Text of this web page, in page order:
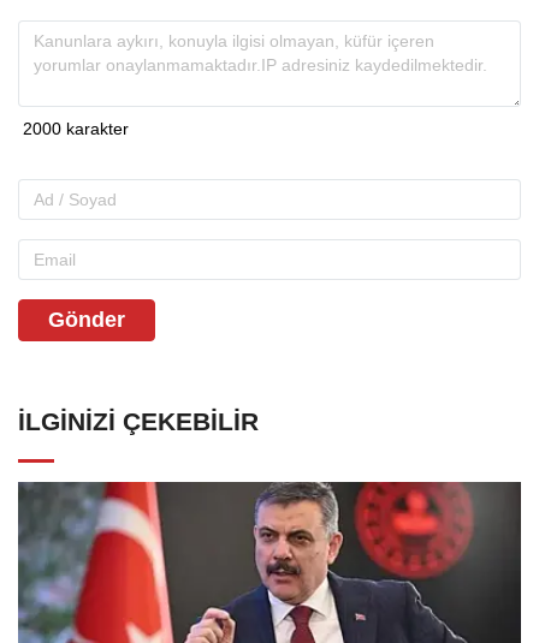
Gönder
İLGINIZI ÇEKEBILIR